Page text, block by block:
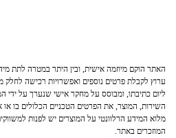
האתר הוקם מיוזמה אישית, ובין היתר במטרה לתת
ערוץ לקבלת פרטים נוספים ואפשרויות רכישה לחלק
ליום כתיבתו, ומבוסס על מחקר אישי שנערך על ידי
השירות, המוצר, את הפרטים הטכניים הכלולים בו
מלוא המידע הרלוונטי על המוצרים יש לפנות
המוזכרים באתר.